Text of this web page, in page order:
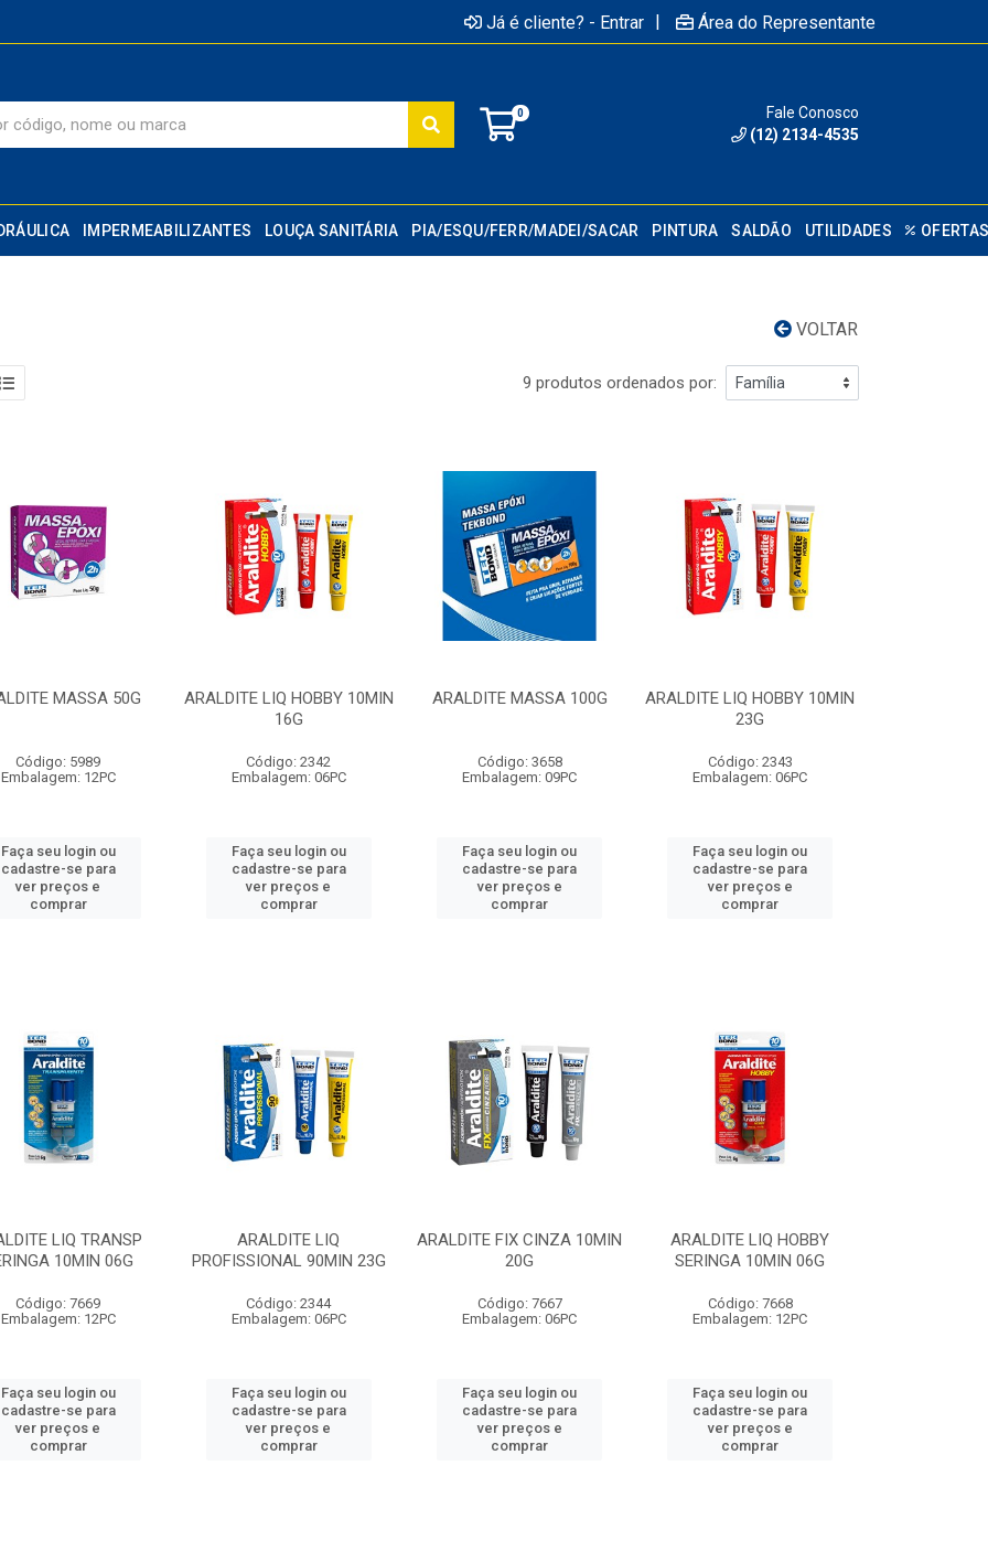
Já é cliente? - Entrar | Área do Representante
0
Fale Conosco
(12) 2134-4535
IMPERMEABILIZANTES LOUÇA SANITÁRIA PIA/ESQU/FERR/MADEI/SACAR PINTURA SALDÃO UTILIDADES
VOLTAR
9 produtos ordenados por:
MASSA 50G
Código: 5989
Embalagem: 12PC
Faça seu login ou
cadastre-se para
ver preços e
comprar
ARALDITE LIQ HOBBY 10MIN
16G
Código: 2342
Embalagem: 06PC
Faça seu login ou
cadastre-se para
ver preços e
comprar
ARALDITE MASSA 100G
Código: 3658
Embalagem: 09PC
Faça seu login ou
cadastre-se para
ver preços e
comprar
ARALDITE LIQ HOBBY 10MIN
23G
Código: 2343
Embalagem: 06PC
Faça seu login ou
cadastre-se para
ver preços e
comprar
LIQ TRANSP
10MIN 06G
Código: 7669
Embalagem: 12PC
Faça seu login ou
cadastre-se para
ver preços e
comprar
ARALDITE LIQ
PROFISSIONAL 90MIN 23G
Código: 2344
Embalagem: 06PC
Faça seu login ou
cadastre-se para
ver preços e
comprar
ARALDITE FIX CINZA 10MIN
20G
Código: 7667
Embalagem: 06PC
Faça seu login ou
cadastre-se para
ver preços e
comprar
ARALDITE LIQ HOBBY
SERINGA 10MIN 06G
Código: 7668
Embalagem: 12PC
Faça seu login ou
cadastre-se para
ver preços e
comprar